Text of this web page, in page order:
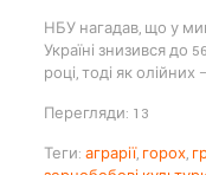
НБУ нагадав, що у
Україні знизився до
році, тоді як
Перегляди: 13
Теги: аграрії, горох,